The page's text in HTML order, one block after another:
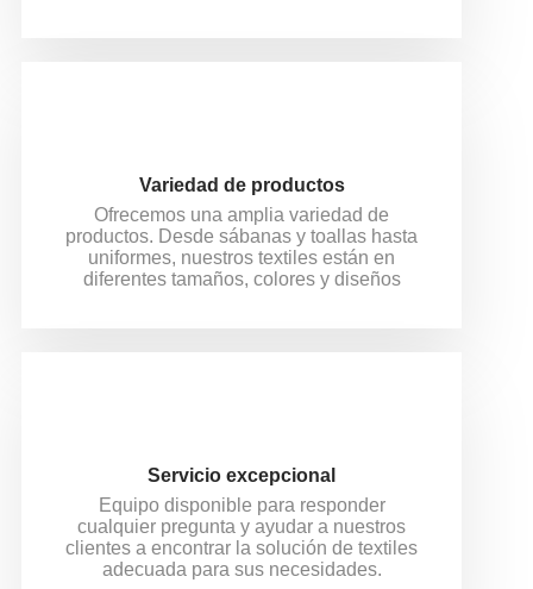
Variedad de productos
Ofrecemos una amplia variedad de
productos. Desde sábanas y toallas hasta
uniformes, nuestros textiles están en
diferentes tamaños, colores y diseños
Servicio excepcional
Equipo disponible para responder
cualquier pregunta y ayudar a nuestros
clientes a encontrar la solución de textiles
adecuada para sus necesidades.